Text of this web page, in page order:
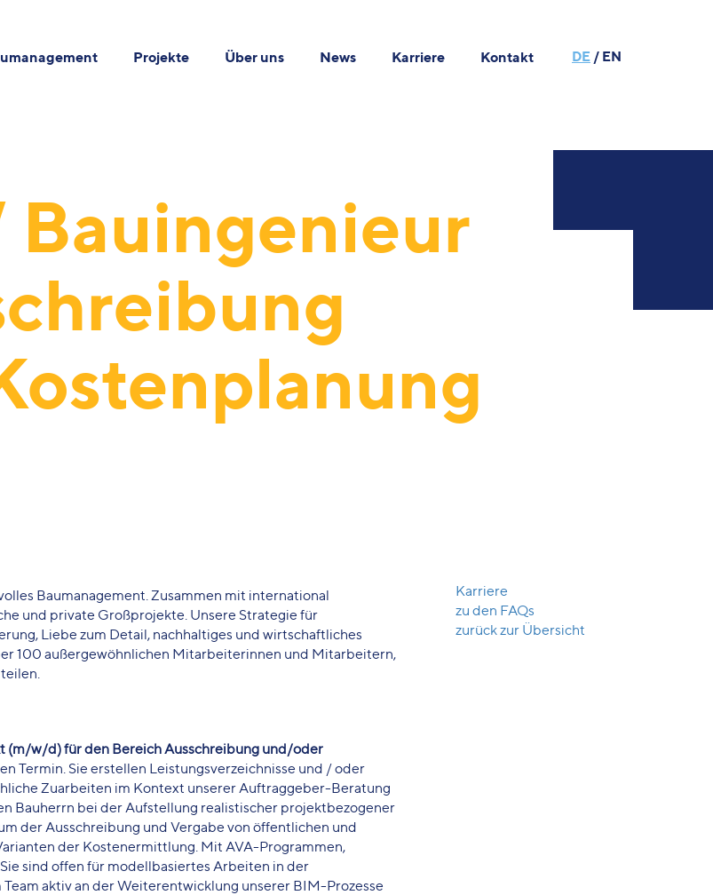
DE / EN
Projekte Über uns News Karriere Kontakt
Baumanagement. Zusammen mit international
und private Großprojekte. Unsere Strategie für
Liebe zum Detail, nachhaltiges und wirtschaftliches
100 außergewöhnlichen Mitarbeiterinnen und Mitarbeitern,
w/d) für den Bereich Ausschreibung und/oder
Termin. Sie erstellen Leistungsverzeichnisse und / oder
Zuarbeiten im Kontext unserer Auftraggeber-Beratung
Bauherrn bei der Aufstellung realistischer projektbezogener
der Ausschreibung und Vergabe von öffentlichen und
der Kostenermittlung. Mit AVA-Programmen,
sind offen für modellbasiertes Arbeiten in der
aktiv an der Weiterentwicklung unserer BIM-Prozesse
Karriere
zu den FAQs
zurück zur Übersicht